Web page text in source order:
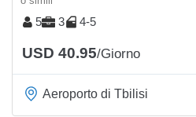
5 3 4-5
USD 40.95/Giorno
Aeroporto di Tbilisi